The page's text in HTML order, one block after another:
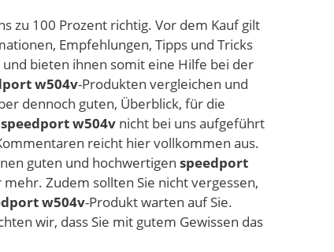
zu 100 Prozent richtig. Vor dem Kauf gilt
Empfehlungen, Tipps und Tricks
bieten ihnen somit eine Hilfe bei der
w504v-Produkten vergleichen und
dennoch guten, Überblick, für die
speedport w504v nicht bei uns aufgeführt
reicht hier vollkommen aus.
guten und hochwertigen speedport
Zudem sollten Sie nicht vergessen,
w504v-Produkt warten auf Sie.
wir, dass Sie mit gutem Gewissen das